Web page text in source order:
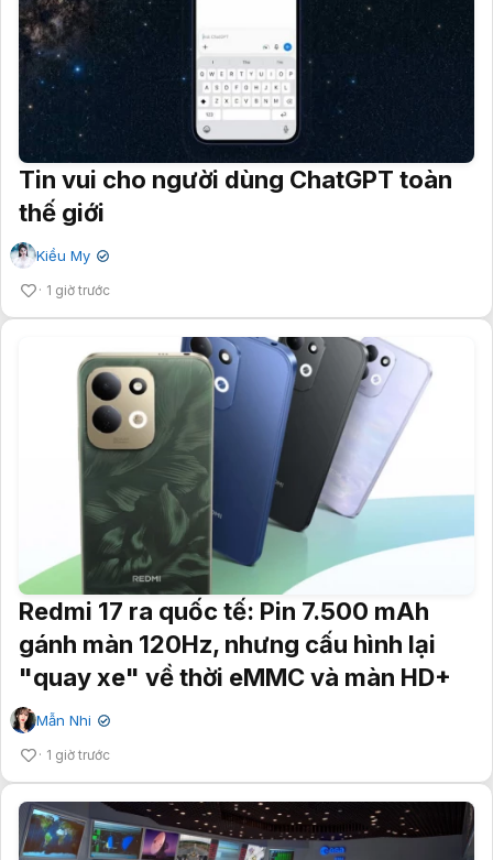
Tin vui cho người dùng ChatGPT toàn
thế giới
Kiều My ✔
1 giờ trước
Redmi 17 ra quốc tế: Pin 7.500 mAh
gánh màn 120Hz, nhưng cấu hình lại
"quay xe" về thời eMMC và màn HD+
Mẫn Nhi ✔
1 giờ trước